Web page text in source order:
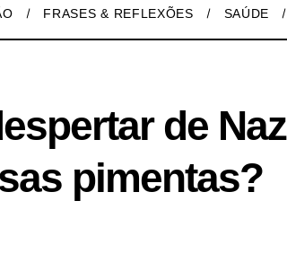
FRASES & REFLEXÕES SAÚDE
de
pimentas?